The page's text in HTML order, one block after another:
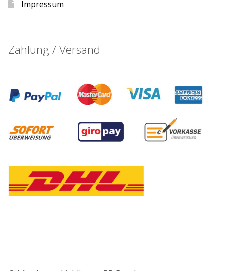
Impressum
Zahlung / Versand